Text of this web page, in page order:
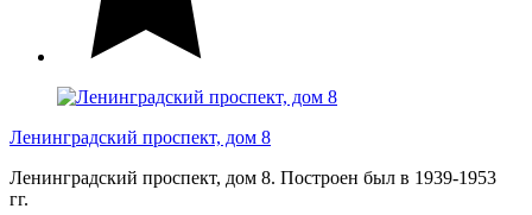
Ленинградский проспект, дом 8
Ленинградский проспект, дом 8. Построен был в 1939-1953
гг.